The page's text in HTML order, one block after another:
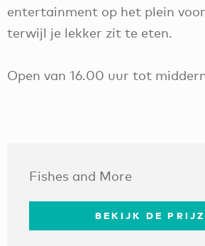
entertainment op het plein
terwijl je lekker zit te eten.
Open van 16.00 uur tot
Fishes and More
BEKIJK DE